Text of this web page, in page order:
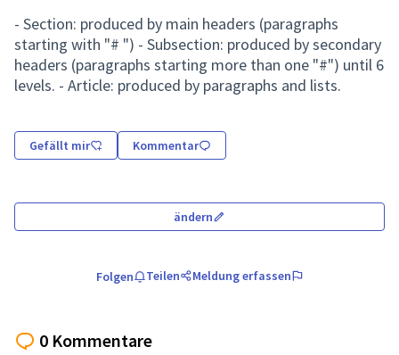
- Section: produced by main headers (paragraphs
starting with "# ") - Subsection: produced by secondary
headers (paragraphs starting more than one "#") until 6
levels. - Article: produced by paragraphs and lists.
Gefällt mir Kommentar
ändern
Folgen Teilen Meldung erfassen
0 Kommentare